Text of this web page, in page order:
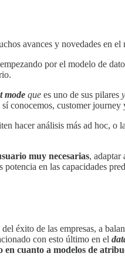
avances y novedades en
por el modelo de
mode que es uno de sus pilares y
conocemos, customer journey
hacer análisis más ad hoc, o
muy necesarias, adaptar
en las capacidades
éxito de las empresas, a
con esto último en el
en cuanto a modelos de